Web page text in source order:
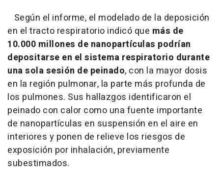
Según el informe, el modelado de la deposición
en el tracto respiratorio indicó que más de
10.000 millones de nanopartículas podrían
depositarse en el sistema respiratorio durante
una sola sesión de peinado, con la mayor dosis
en la región pulmonar, la parte más profunda de
los pulmones. Sus hallazgos identificaron el
peinado con calor como una fuente importante
de nanopartículas en suspensión en el aire en
interiores y ponen de relieve los riesgos de
exposición por inhalación, previamente
subestimados.